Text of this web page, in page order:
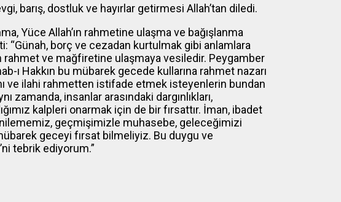
barış, dostluk ve hayırlar getirmesi Allah’tan diledi.
Yüce Allah’ın rahmetine ulaşma ve bağışlanma
“Günah, borç ve cezadan kurtulmak gibi anlamlara
rahmet ve mağfiretine ulaşmaya vesiledir. Peygamber
ı Hakkın bu mübarek gecede kullarına rahmet nazarı
ve ilahi rahmetten istifade etmek isteyenlerin bundan
zamanda, insanlar arasındaki dargınlıkları,
kalpleri onarmak için de bir fırsattır. İman, ibadet
geçmişimizle muhasebe, geleceğimizi
geceyi fırsat bilmeliyiz. Bu duygu ve
tebrik ediyorum.”